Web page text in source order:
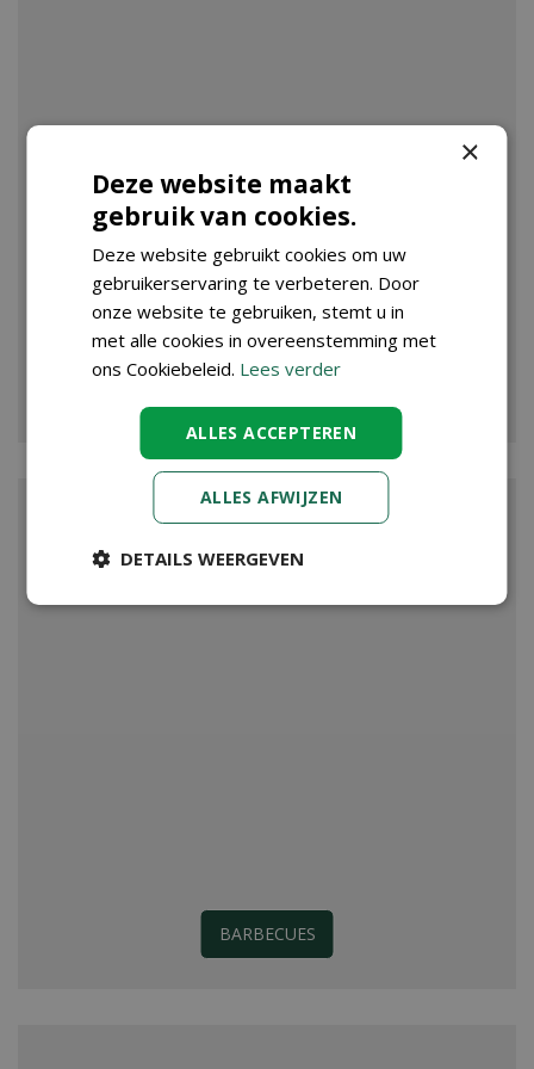
BARBECUES
×
Deze website maakt
gebruik van cookies.
Deze website gebruikt cookies om uw
gebruikerservaring te verbeteren. Door
onze website te gebruiken, stemt u in
met alle cookies in overeenstemming met
ons Cookiebeleid. Lees verder
ALLES ACCEPTEREN
ALLES AFWIJZEN
DETAILS WEERGEVEN